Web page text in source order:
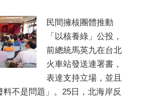
民間擁核團體推動
「以核養綠」公投，
前總統馬英九在台北
火車站發送連署書，
表達支持立場，並且
不是問題」。25日，北海岸反